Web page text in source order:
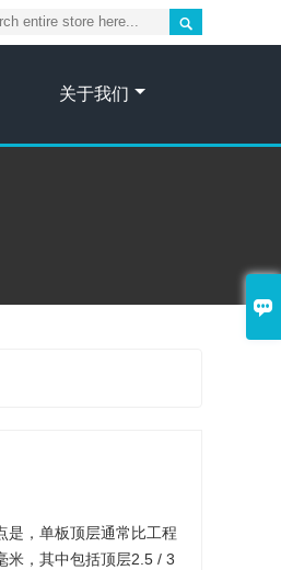


关于我们
是，单板顶层通常比工程
米，其中包括顶层2.5 / 3